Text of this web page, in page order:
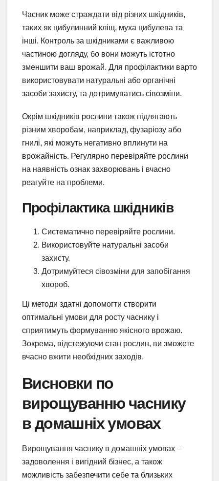
Часник може страждати від різних шкідників,
таких як цибулинний кліщ, муха цибулева та
інші. Контроль за шкідниками є важливою
частиною догляду, бо вони можуть істотно
зменшити ваш врожай. Для профілактики варто
використовувати натуральні або органічні
засоби захисту, та дотримуватись сівозміни.
Окрім шкідників рослини також підлягають
різним хворобам, наприклад, фузаріозу або
гнилі, які можуть негативно вплинути на
врожайність. Регулярно перевіряйте рослини
на наявність ознак захворювань і вчасно
реагуйте на проблеми.
Профілактика шкідників
Систематично перевіряйте рослини.
Використовуйте натуральні засоби
захисту.
Дотримуйтеся сівозміни для запобігання
хвороб.
Ці методи здатні допомогти створити
оптимальні умови для росту часнику і
сприятимуть формуванню якісного врожаю.
Зокрема, відстежуючи стан рослин, ви зможете
вчасно вжити необхідних заходів.
Висновки по
вирощуванню часнику
в домашніх умовах
Вирощування часнику в домашніх умовах –
задоволення і вигідний бізнес, а також
можливість забезпечити себе та близьких